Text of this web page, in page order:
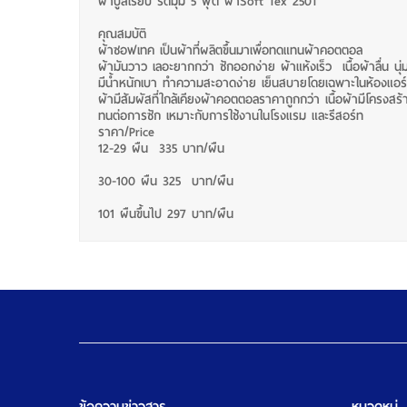
คุณสมบัติ
ผ้าซอฟเทค เป็นผ้าที่ผลิตขึ้นมาเพื่อทดแทนผ้าคอตตอล
ผ้ามันวาว เลอะยากกว่า ซักออกง่าย ผ้าแห้งเร็ว เนื้อผ้าลื่น
มีน้ำหนักเบา ทำความสะอาดง่าย เย็นสบายโดยเฉพาะในห้องแอร์
ผ้ามีสัมผัสที่ใกล้เคียงผ้าคอตตอลราคาถูกกว่า เนื้อผ้ามีโครงสร้
ทนต่อการซัก เหมาะกับการใช้งานในโรงแรม และรีสอร์ท
ราคา/Price
12-29 ผืน 335 บาท/ผืน
30-100 ผืน 325 บาท/ผืน
101 ผืนขึ้นไป 297 บาท/ผืน